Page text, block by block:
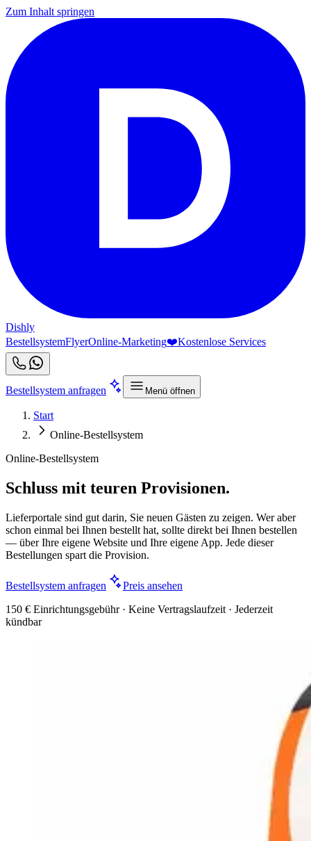
Zum Inhalt springen
Dishly
BestellsystemFlyerOnline-Marketing❤️Kostenlose Services
Bestellsystem anfragen Menü öffnen
Start
Online-Bestellsystem
Online-Bestellsystem
Schluss mit teuren Provisionen.
Lieferportale sind gut darin, Sie neuen Gästen zu zeigen. Wer aber
schon einmal bei Ihnen bestellt hat, sollte direkt bei Ihnen bestellen
— über Ihre eigene Website und Ihre eigene App. Jede dieser
Bestellungen spart die Provision.
Bestellsystem anfragen
Preis ansehen
150 € Einrichtungsgebühr · Keine Vertragslaufzeit · Jederzeit
kündbar